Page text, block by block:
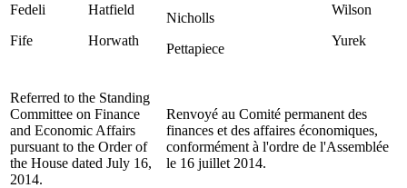
Fedeli
Fife
Hatfield
Horwath
Nicholls
Pettapiece
Wilson
Yurek
Referred to the Standing
Committee on Finance
and Economic Affairs
pursuant to the Order of
the House dated July 16,
2014.
Renvoyé au Comité permanent des
finances et des affaires économiques,
conformément à l'ordre de l'Assemblée
le 16 juillet 2014.